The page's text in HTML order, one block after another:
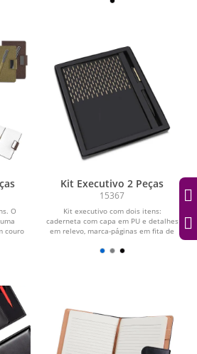
O
couro
Kit Executivo 2 Peças
15367
Kit executivo com dois itens:
caderneta com capa em PU e detalhes
em relevo, marca-páginas em fita de